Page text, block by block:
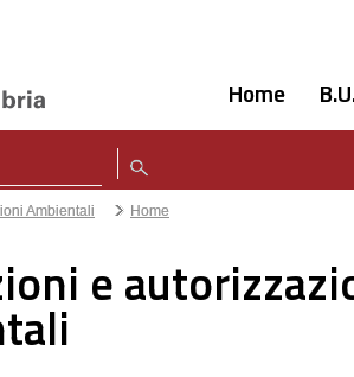
Home
Ambientali Home
e